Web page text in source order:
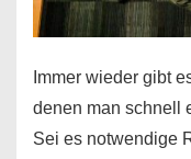
Immer wieder gibt
denen man schnell
Sei es notwendige